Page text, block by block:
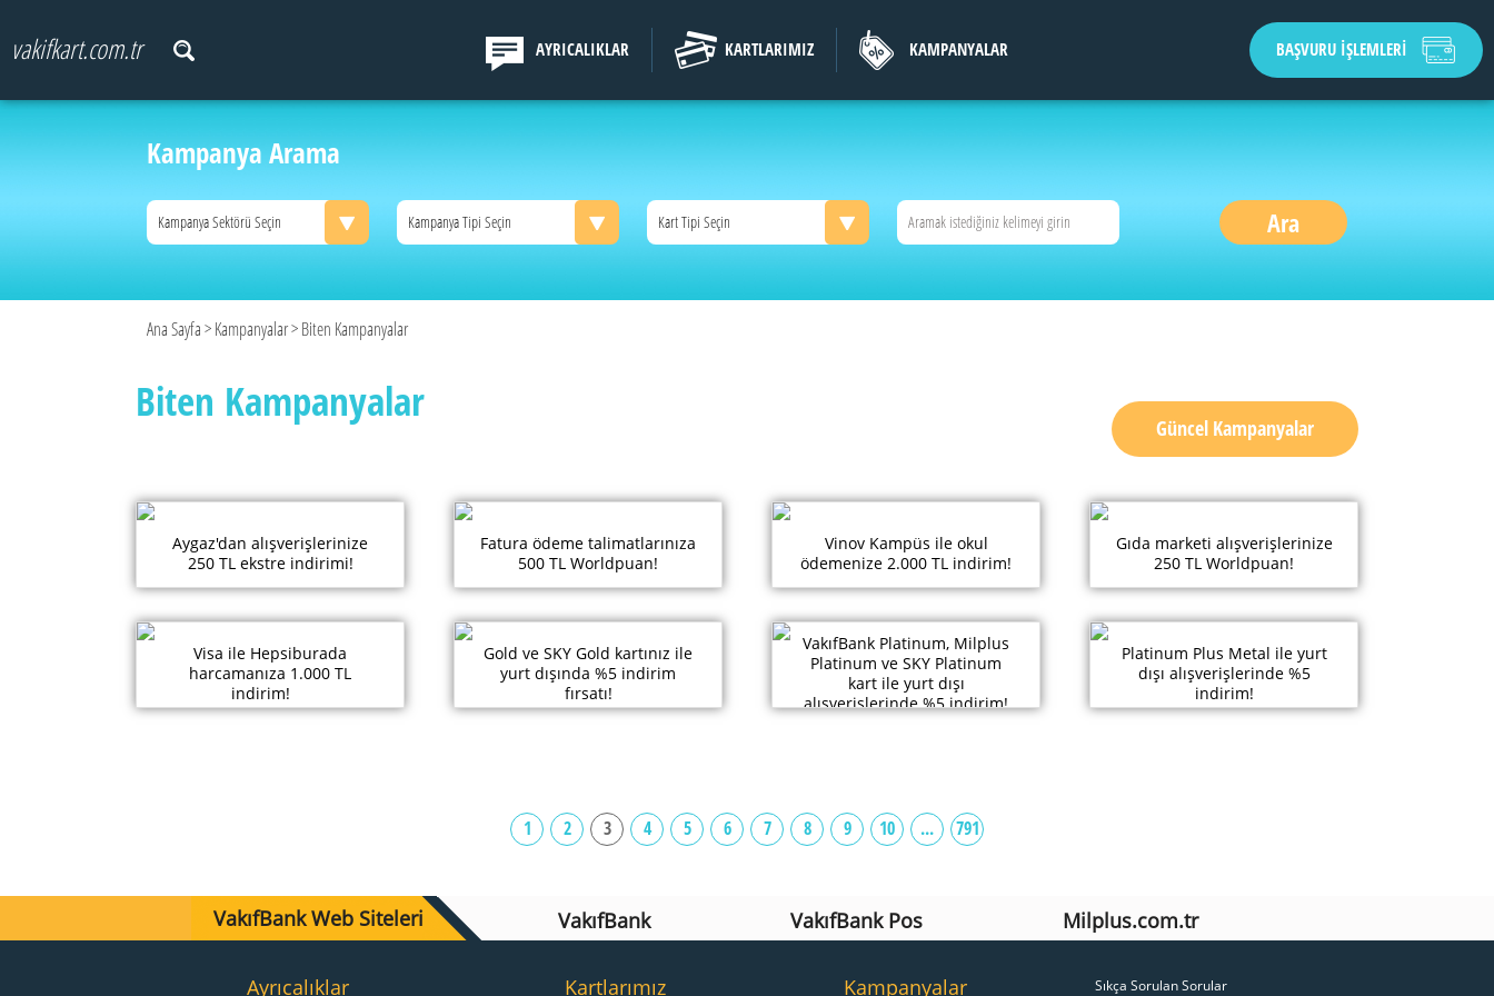
vakifkart.com.tr BAŞVURU İŞLEMLERİ
AYRICALIKLAR KARTLARIMIZ KAMPANYALAR
Kampanya Arama
Kampanya Sektörü Seçin Kampanya Tipi Seçin Kart Tipi Seçin
Ana Sayfa>Kampanyalar> Biten Kampanyalar
Biten Kampanyalar
Güncel Kampanyalar
Aygaz'dan alışverişlerinize
250 TL ekstre indirimi!
Fatura ödeme talimatlarınıza
500 TL Worldpuan!
Vinov Kampüs ile okul
ödemenize 2.000 TL indirim!
Gıda marketi alışverişlerinize
250 TL Worldpuan!
Visa ile Hepsiburada
harcamanıza 1.000 TL
indirim!
Gold ve SKY Gold kartınız ile
yurt dışında %5 indirim
fırsatı!
VakıfBank Platinum, Milplus
Platinum ve SKY Platinum
kart ile yurt dışı
alışverişlerinde %5 indirim!
Platinum Plus Metal ile yurt
dışı alışverişlerinde %5
indirim!
1 2 3 4 5 6 7 8 9 10 ... 791
VakıfBank Web Siteleri VakıfBank VakıfBank Pos Milplus.com.tr
Ayrıcalıklar Kartlarımız Kampanyalar Sıkça Sorulan Sorular